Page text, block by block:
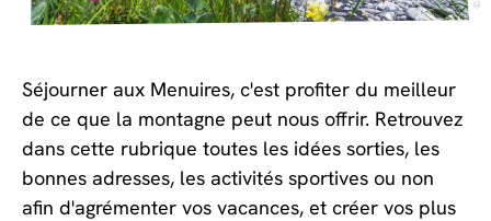
Séjourner aux Menuires, c'est profiter du meilleur
de ce que la montagne peut nous offrir. Retrouvez
dans cette rubrique toutes les idées sorties, les
bonnes adresses, les activités sportives ou non
afin d'agrémenter vos vacances, et créer vos plus